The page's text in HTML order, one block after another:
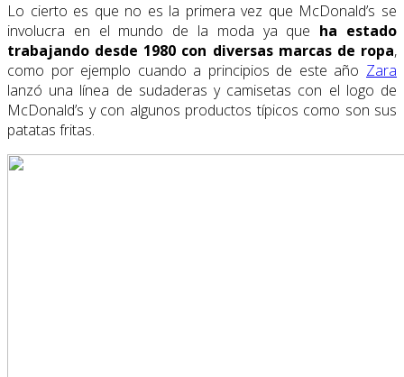
Lo cierto es que no es la primera vez que McDonald’s se
involucra en el mundo de la moda ya que ha estado
trabajando desde 1980 con diversas marcas de ropa,
como por ejemplo cuando a principios de este año Zara
lanzó una línea de sudaderas y camisetas con el logo de
McDonald’s y con algunos productos típicos como son sus
patatas fritas.